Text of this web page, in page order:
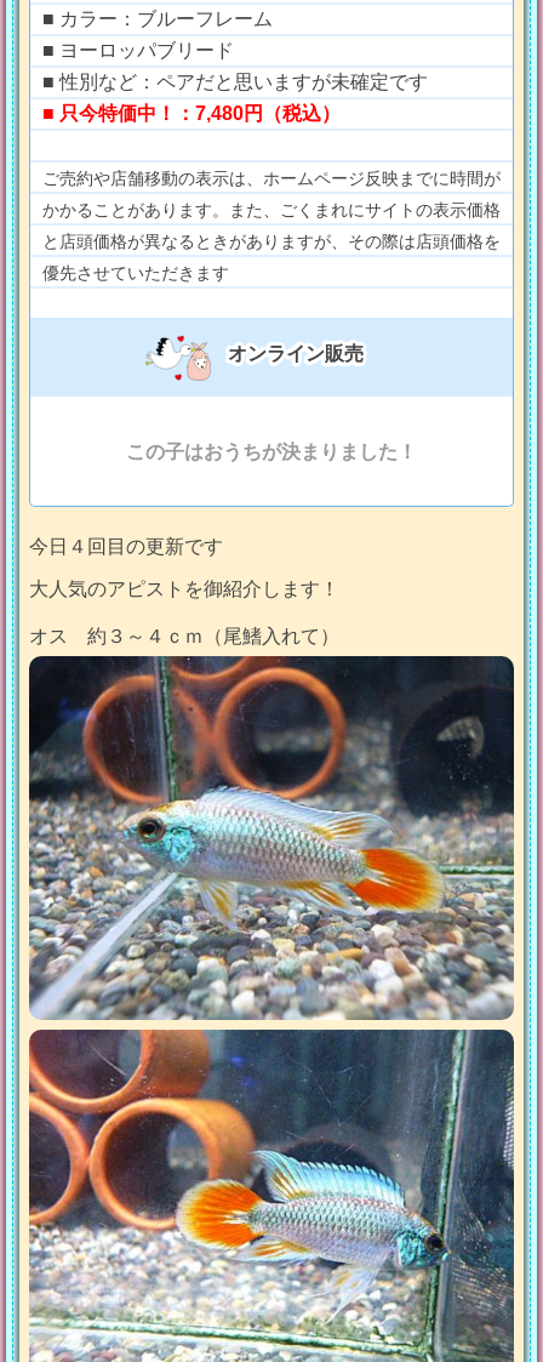
■ カラー：ブルーフレーム
■ ヨーロッパブリード
■ 性別など：ペアだと思いますが未確定です
■ 只今特価中！：7,480円（税込）
ご売約や店舗移動の表示は、ホームページ反映までに時間が
かかることがあります。また、ごくまれにサイトの表示価格
と店頭価格が異なるときがありますが、その際は店頭価格を
優先させていただきます
オンライン販売
この子はおうちが決まりました！
今日４回目の更新です
大人気のアピストを御紹介します！
オス 約３～４ｃｍ（尾鰭入れて）